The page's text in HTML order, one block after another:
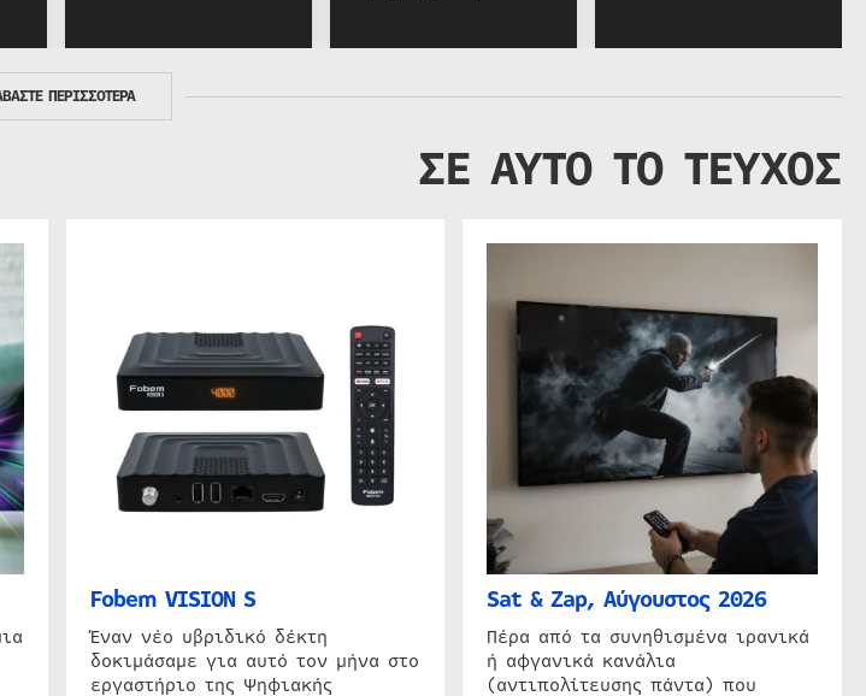
ΠΕΡΙΣΣΟΤΕΡΑ
ΣΕ ΑΥΤΟ ΤΟ ΤΕΥΧΟΣ
Fobem VISION S
Έναν νέο υβριδικό δέκτη
δοκιμάσαμε για αυτό τον μήνα στο
εργαστήριο της Ψηφιακής
Sat & Zap, Αύγουστος 2026
Πέρα από τα συνηθισμένα ιρανικά
ή αφγανικά κανάλια
(αντιπολίτευσης πάντα) που